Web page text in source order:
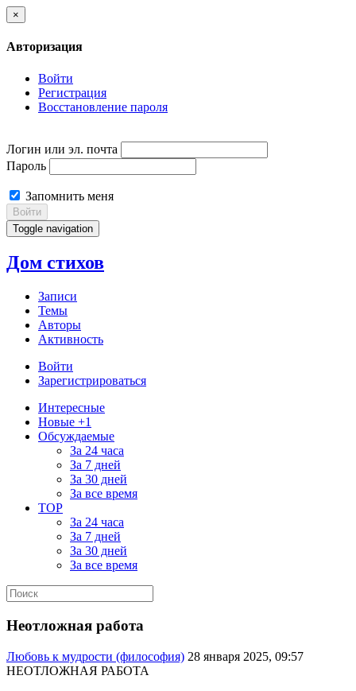
×
Авторизация
Войти
Регистрация
Восстановление пароля
Логин или эл. почта
Пароль
Запомнить меня
Войти
Toggle navigation
Дом стихов
Записи
Темы
Авторы
Активность
Войти
Зарегистрироваться
Интересные
Новые +1
Обсуждаемые
За 24 часа
За 7 дней
За 30 дней
За все время
TOP
За 24 часа
За 7 дней
За 30 дней
За все время
Неотложная работа
Любовь к мудрости (философия) 28 января 2025, 09:57
НЕОТЛОЖНАЯ РАБОТА